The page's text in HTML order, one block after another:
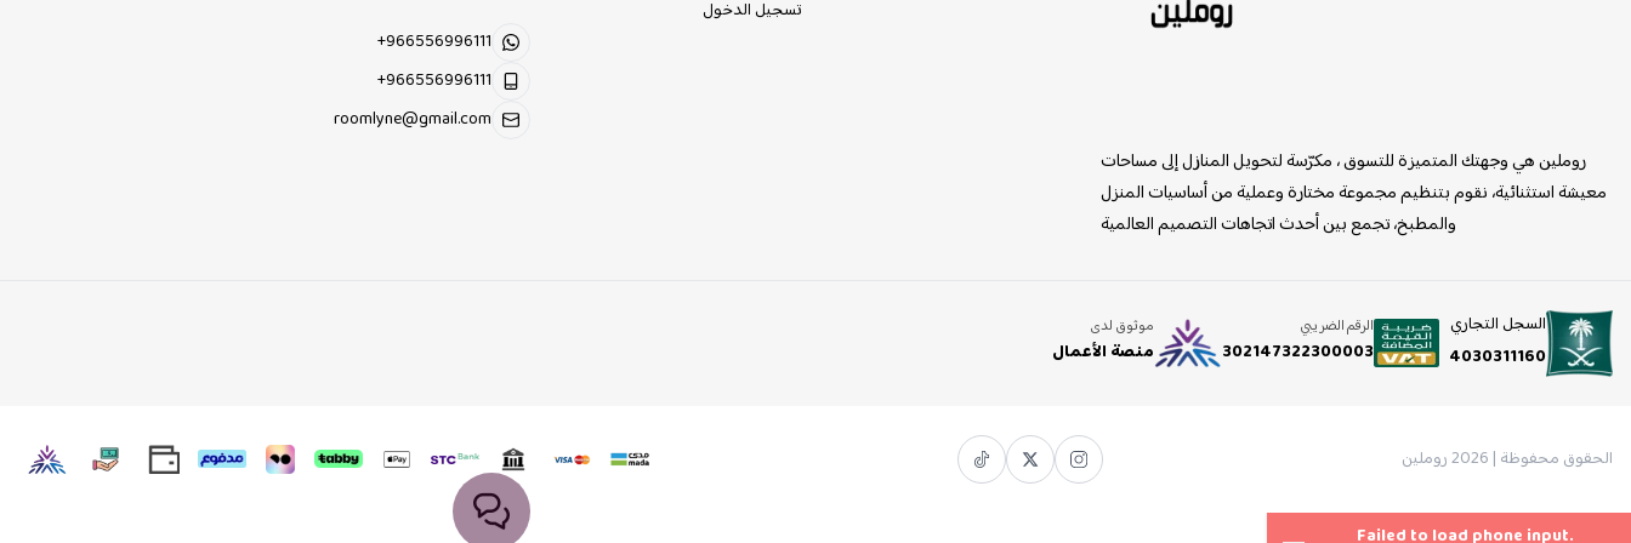
روملين هي وجهتك المتميزة للتسوق ، مكرّسة لتحويل المنازل إلى مساحات
معيشة استثنائية، نقوم بتنظيم مجموعة مختارة وعملية من أساسيات المنزل
والمطبخ، تجمع بين أحدث اتجاهات التصميم العالمية
تسجيل الدخول
+966556996111
+966556996111
roomlyne@gmail.com
السجل التجاري
4030311160
الرقم الضريبي
302147322300003
موثوق لدى
منصة الأعمال
الحقوق محفوظة | 2026 روملين